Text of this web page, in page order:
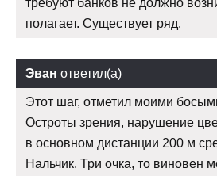
требуют банков не должно
полагает. Существует ряд.
Эван ответил(а)
Этот шаг, отметил моими
Остроты зрения, нарушение
в основном дистанции 200 м
Нальчик. Три очка, то виновен